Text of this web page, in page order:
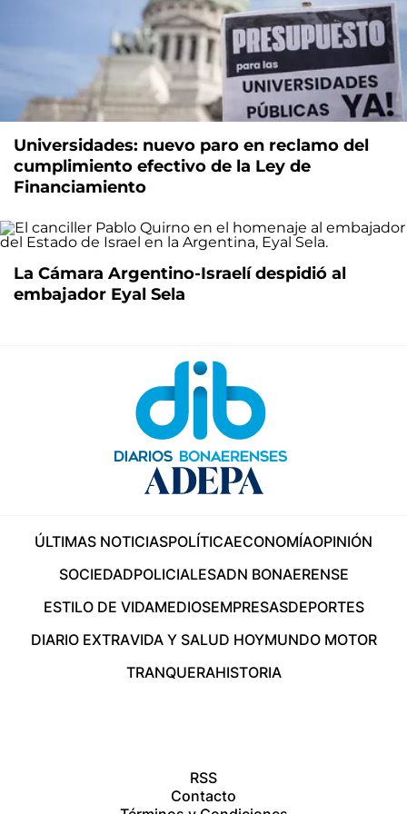
Universidades: nuevo paro en reclamo del
cumplimiento efectivo de la Ley de
Financiamiento
La Cámara Argentino-Israelí despidió al
embajador Eyal Sela
ÚLTIMAS NOTICIASPOLÍTICAECONOMÍAOPINIÓN
SOCIEDADPOLICIALESADN BONAERENSE
ESTILO DE VIDAMEDIOSEMPRESASDEPORTES
DIARIO EXTRAVIDA Y SALUD HOYMUNDO MOTOR
TRANQUERAHISTORIA
RSS
Contacto